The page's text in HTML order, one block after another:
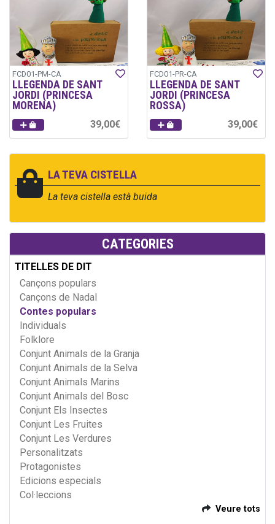
LA TEVA CISTELLA
La teva cistella està buida
CATEGORIES
TITELLES DE DIT
Cançons populars
Cançons de Nadal
Contes populars
Individuals
Folklore
Conjunt Animals de la Granja
Conjunt Animals de la Selva
Conjunt Animals Marins
Conjunt Animals del Bosc
Conjunt Els Insectes
Conjunt Les Fruites
Conjunt Les Verdures
Personalitzats
Protagonistes
Edicions especials
Col·leccions
Veure tots
FCD01-PM-CA
LLEGENDA DE SANT
JORDI (PRINCESA
MORENA)
39,00€
FCD01-PR-CA
LLEGENDA DE SANT
JORDI (PRINCESA
ROSSA)
39,00€